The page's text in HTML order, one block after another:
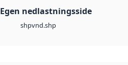
Egen nedlastningsside
shpvnd.shp